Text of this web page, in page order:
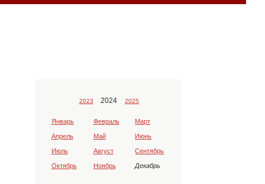
2023 2024 2025
Январь Февраль Март
Апрель Май Июнь
Июль Август Сентябрь
Октябрь Ноябрь Декабрь